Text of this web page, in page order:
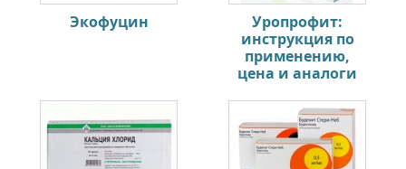
Экофуцин
Уропрофит:
инструкция по
применению,
цена и аналоги